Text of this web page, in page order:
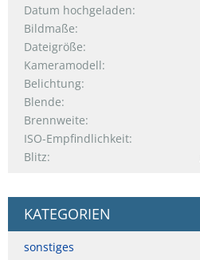
Datum hochgeladen
Bildmaße
Dateigröße
Kameramodell
Belichtung
Blende
Brennweite
ISO-Empfindlichkeit
Blitz
KATEGORIEN
sonstiges